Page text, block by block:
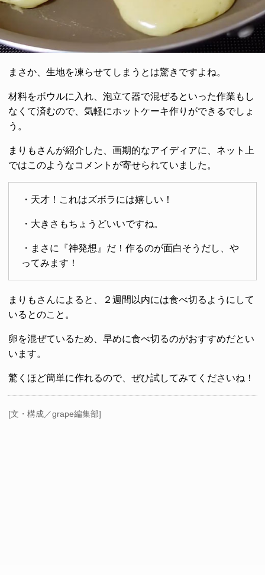
まさか、生地を凍らせてしまうとは驚きですよね。
材料をボウルに入れ、泡立て器で混ぜるといった作業もし
なくて済むので、気軽にホットケーキ作りができるでしょ
う。
まりもさんが紹介した、画期的なアイディアに、ネット上
ではこのようなコメントが寄せられていました。
・天才！これはズボラには嬉しい！
・大きさもちょうどいいですね。
・まさに『神発想』だ！作るのが面白そうだし、や
ってみます！
まりもさんによると、２週間以内には食べ切るようにして
いるとのこと。
卵を混ぜているため、早めに食べ切るのがおすすめだとい
います。
驚くほど簡単に作れるので、ぜひ試してみてくださいね！
[文・構成／grape編集部]